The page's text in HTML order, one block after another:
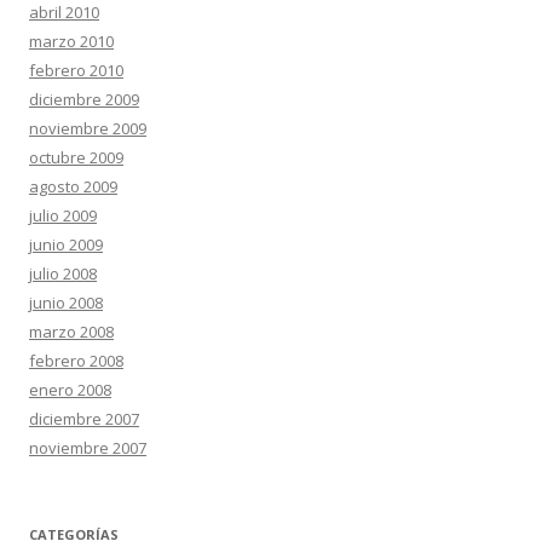
abril 2010
marzo 2010
febrero 2010
diciembre 2009
noviembre 2009
octubre 2009
agosto 2009
julio 2009
junio 2009
julio 2008
junio 2008
marzo 2008
febrero 2008
enero 2008
diciembre 2007
noviembre 2007
CATEGORÍAS